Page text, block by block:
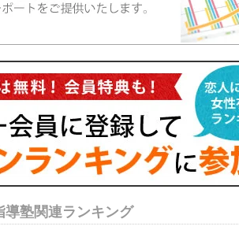
導塾関連ランキング